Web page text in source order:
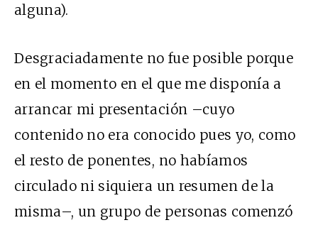
alguna).
Desgraciadamente no fue posible porque
en el momento en el que me disponía a
arrancar mi presentación –cuyo
contenido no era conocido pues yo, como
el resto de ponentes, no habíamos
circulado ni siquiera un resumen de la
misma–, un grupo de personas comenzó